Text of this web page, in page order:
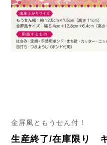
金屏風ともうせん付！
生産終了/在庫限り